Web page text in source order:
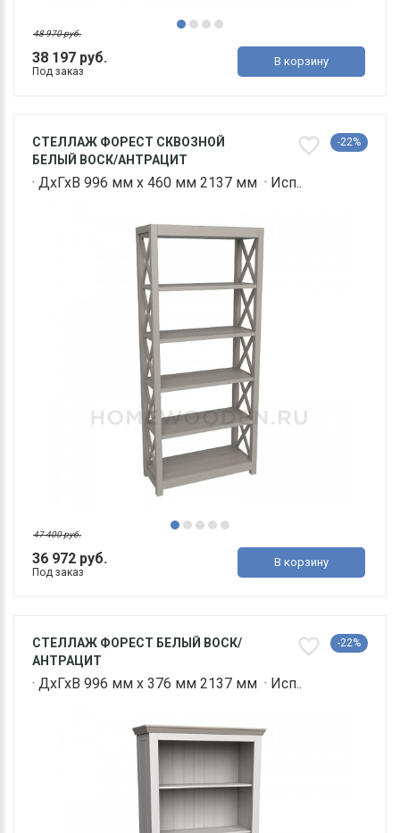
38 197 руб.
48 970 руб.
Под заказ
В корзину
СТЕЛЛАЖ ФОРЕСТ СКВОЗНОЙ
БЕЛЫЙ ВОСК/АНТРАЦИТ
-22%
· ДхГхВ 996 мм х 460 мм 2137 мм · Исп..
36 972 руб.
47 400 руб.
Под заказ
В корзину
СТЕЛЛАЖ ФОРЕСТ БЕЛЫЙ ВОСК/
АНТРАЦИТ
-22%
· ДхГхВ 996 мм х 376 мм 2137 мм · Исп..